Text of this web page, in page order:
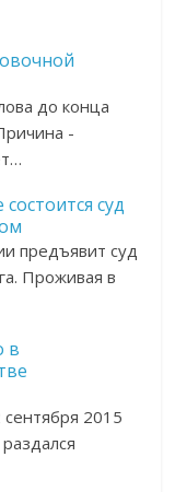
до конца
-
суд
предъявит суд
Проживая в
в
сентября 2015